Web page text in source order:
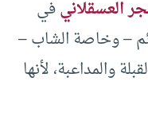
العسقلانيفي
على الصائم – وخاصة الشاب –
والمداعبة، لأنها